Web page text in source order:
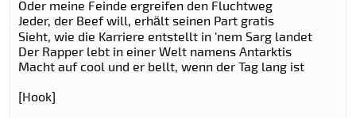
Oder meine Feinde ergreifen den Fluchtweg
Jeder, der Beef will, erhält seinen Part gratis
Sieht, wie die Karriere entstellt in 'nem Sarg landet
Der Rapper lebt in einer Welt namens Antarktis
Macht auf cool und er bellt, wenn der Tag lang ist
[Hook]